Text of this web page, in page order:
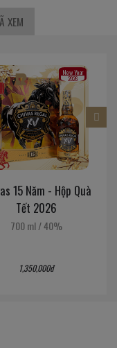
XEM
New Year
2026
18 Năm - Hộp Quà
Tết 2026
700 ml/40%
1,600,000đ